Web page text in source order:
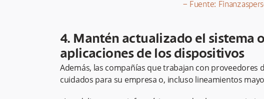
– Fuente:
4. Mantén actualizado el sistema
aplicaciones de los dispositivos
Además, las compañías que trabajan con proveedores
cuidados para su empresa o, incluso lineamientos